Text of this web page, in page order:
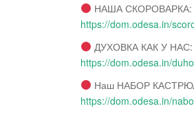
НАША СКОРОВАРКА:
https://dom.odesa.in/
ДУХОВКА КАК У НАС:
https://dom.odesa.in/
Наш НАБОР
https://dom.odesa.in/